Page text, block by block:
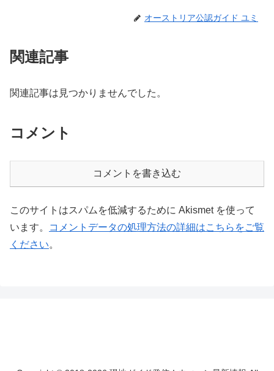
オーストリア公認ガイド ユミ
関連記事
関連記事は見つかりませんでした。
コメント
コメントを書き込む
このサイトはスパムを低減するために Akismet を使って
います。
コメントデータの処理方法の詳細はこちらをご覧
ください。